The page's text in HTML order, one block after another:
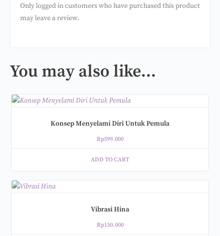
Only logged in customers who have purchased this product
may leave a review.
You may also like…
Konsep Menyelami Diri Untuk Pemula
Rp599.000
ADD TO CART
Vibrasi Hina
Rp150.000